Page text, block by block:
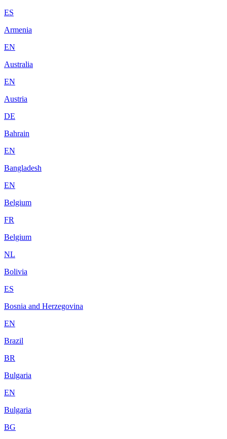
ES
Armenia
EN
Australia
EN
Austria
DE
Bahrain
EN
Bangladesh
EN
Belgium
FR
Belgium
NL
Bolivia
ES
Bosnia and Herzegovina
EN
Brazil
BR
Bulgaria
EN
Bulgaria
BG